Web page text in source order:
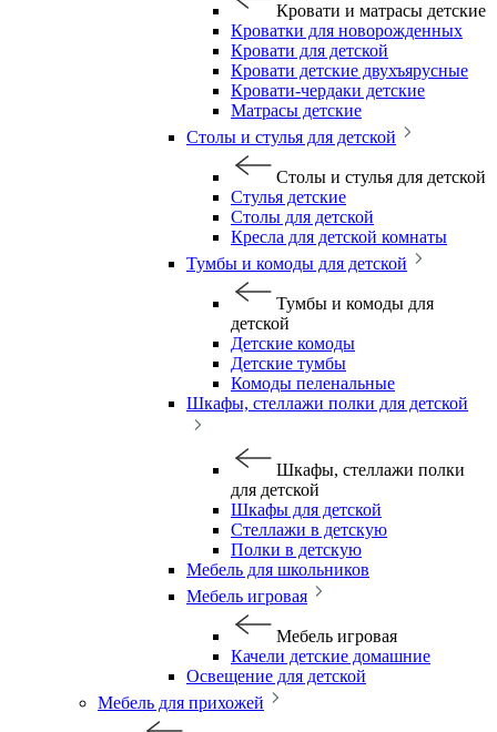
Кровати и матрасы детские
Кроватки для новорожденных
Кровати для детской
Кровати детские двухъярусные
Кровати-чердаки детские
Матрасы детские
Столы и стулья для детской
Столы и стулья для детской
Стулья детские
Столы для детской
Кресла для детской комнаты
Тумбы и комоды для детской
Тумбы и комоды для
детской
Детские комоды
Детские тумбы
Комоды пеленальные
Шкафы, стеллажи полки для детской
Шкафы, стеллажи полки
для детской
Шкафы для детской
Стеллажи в детскую
Полки в детскую
Мебель для школьников
Мебель игровая
Мебель игровая
Качели детские домашние
Освещение для детской
Мебель для прихожей